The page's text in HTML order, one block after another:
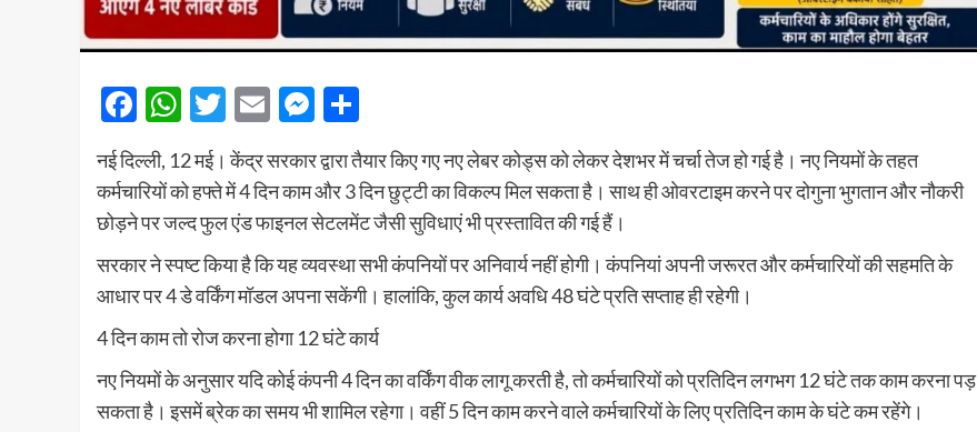
Facebook
WhatsApp
Twitter
EmailMessenger
नई दिल्ली, 12 मई। केंद्र सरकार द्वारा तैयार किए गए नए लेबर कोड्स को लेकर देशभर में चर्चा तेज हो गई है। नए नियमों के तहत
कर्मचारियों को हफ्ते में 4 दिन काम और 3 दिन छुट्टी का विकल्प मिल सकता है। साथ ही ओवरटाइम करने पर दोगुना भुगतान और नौकरी
छोड़ने पर जल्द फुल एंड फाइनल सेटलमेंट जैसी सुविधाएं भी प्रस्तावित की गई हैं।
सरकार ने स्पष्ट किया है कि यह व्यवस्था सभी कंपनियों पर अनिवार्य नहीं होगी। कंपनियां अपनी जरूरत और कर्मचारियों की सहमति के
आधार पर 4 डे वर्किंग मॉडल अपना सकेंगी। हालांकि, कुल कार्य अवधि 48 घंटे प्रति सप्ताह ही रहेगी।
4 दिन काम तो रोज करना होगा 12 घंटे कार्य
नए नियमों के अनुसार यदि कोई कंपनी 4 दिन का वर्किंग वीक लागू करती है, तो कर्मचारियों को प्रतिदिन लगभग 12 घंटे तक काम करना पड़
सकता है। इसमें ब्रेक का समय भी शामिल रहेगा। वहीं 5 दिन काम करने वाले कर्मचारियों के लिए प्रतिदिन काम के घंटे कम रहेंगे।